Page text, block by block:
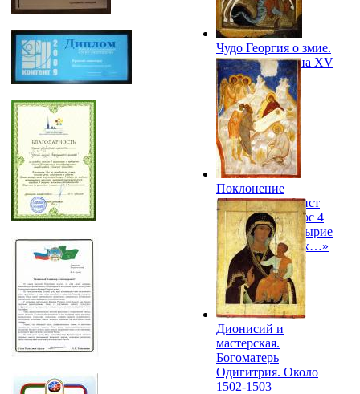
Чудо Георгия о змие.
Вторая половина XV
в. ГРМ
Поклонение
пастухов. Акафист
Богоматери. Икос 4
«Слышаша пастырие
ангелов поющих…»
Дионисий и
мастерская.
Богоматерь
Одигитрия. Около
1502-1503